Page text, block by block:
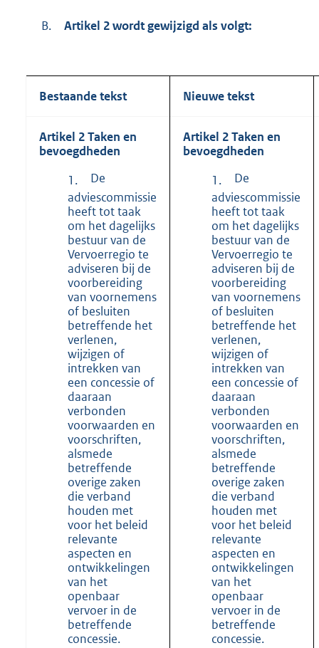
B. Artikel 2 wordt gewijzigd als volgt:
Bestaande tekst Nieuwe tekst
Artikel 2 Taken en
bevoegdheden
1.
De
adviescommissie
heeft tot taak
om het dagelijks
bestuur van de
Vervoerregio te
adviseren bij de
voorbereiding
van voornemens
of besluiten
betreffende het
verlenen,
wijzigen of
intrekken van
een concessie of
daaraan
verbonden
voorwaarden en
voorschriften,
alsmede
betreffende
overige zaken
die verband
houden met
voor het beleid
relevante
aspecten en
ontwikkelingen
van het
openbaar
vervoer in de
betreffende
concessie.
Artikel 2 Taken en
bevoegdheden
1.
De
adviescommissie
heeft tot taak
om het dagelijks
bestuur van de
Vervoerregio te
adviseren bij de
voorbereiding
van voornemens
of besluiten
betreffende het
verlenen,
wijzigen of
intrekken van
een concessie of
daaraan
verbonden
voorwaarden en
voorschriften,
alsmede
betreffende
overige zaken
die verband
houden met
voor het beleid
relevante
aspecten en
ontwikkelingen
van het
openbaar
vervoer in de
betreffende
concessie.